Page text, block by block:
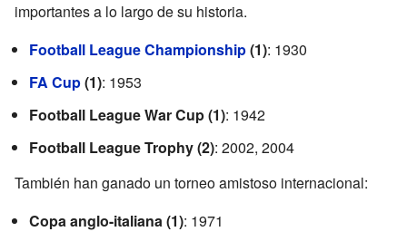
importantes a lo largo de su historia.
Football League Championship(1): 1930
FA Cup(1): 1953
Football League War Cup (1): 1942
Football League Trophy (2): 2002, 2004
También han ganado un torneo amistoso internacional:
Copa anglo-italiana (1): 1971